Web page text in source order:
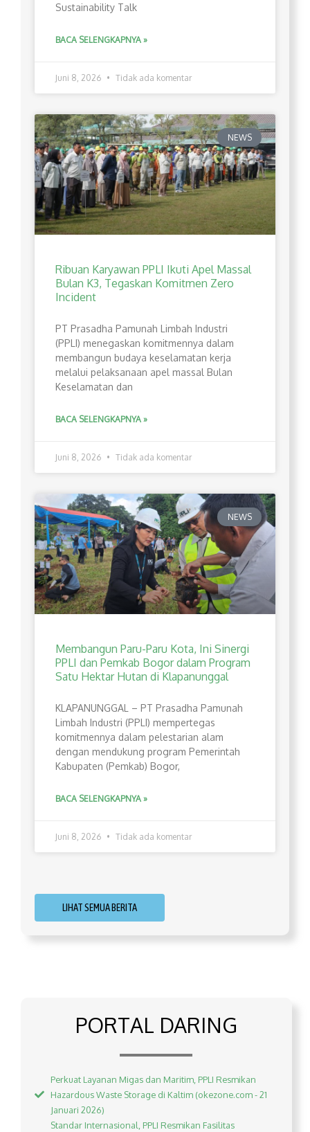
Sustainability Talk
BACA SELENGKAPNYA »
Juni 8, 2026 Tidak ada komentar
NEWS
Ribuan Karyawan PPLI Ikuti Apel Massal
Bulan K3, Tegaskan Komitmen Zero
Incident
PT Prasadha Pamunah Limbah Industri
(PPLI) menegaskan komitmennya dalam
membangun budaya keselamatan kerja
melalui pelaksanaan apel massal Bulan
Keselamatan dan
BACA SELENGKAPNYA »
Juni 8, 2026 Tidak ada komentar
NEWS
Membangun Paru-Paru Kota, Ini Sinergi
PPLI dan Pemkab Bogor dalam Program
Satu Hektar Hutan di Klapanunggal
​KLAPANUNGGAL – PT Prasadha Pamunah
Limbah Industri (PPLI) mempertegas
komitmennya dalam pelestarian alam
dengan mendukung program Pemerintah
Kabupaten (Pemkab) Bogor,
BACA SELENGKAPNYA »
Juni 8, 2026 Tidak ada komentar
LIHAT SEMUA BERITA
PORTAL DARING
Perkuat Layanan Migas dan Maritim, PPLI Resmikan
Hazardous Waste Storage di Kaltim (okezone.com - 21
Januari 2026)
Standar Internasional, PPLI Resmikan Fasilitas